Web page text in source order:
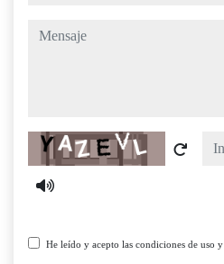
mensaje
Captcha
He leído y acepto las condiciones de uso y